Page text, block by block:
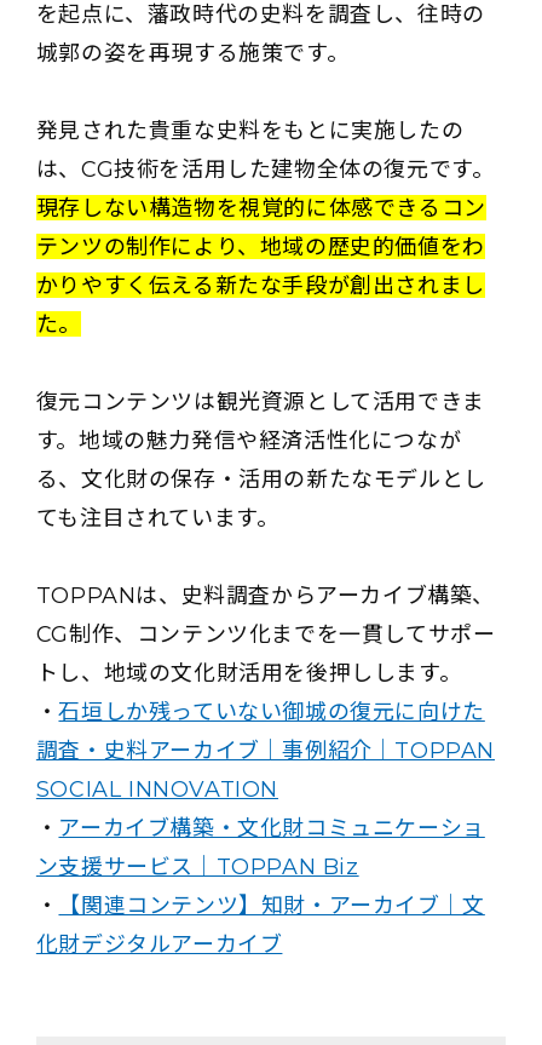
を起点に、藩政時代の史料を調査し、往時の
城郭の姿を再現する施策です。
発見された貴重な史料をもとに実施したの
は、CG技術を活用した建物全体の復元です。
現存しない構造物を視覚的に体感できるコン
テンツの制作により、地域の歴史的価値をわ
かりやすく伝える新たな手段が創出されまし
た。
復元コンテンツは観光資源として活用できま
す。地域の魅力発信や経済活性化につなが
る、文化財の保存・活用の新たなモデルとし
ても注目されています。
TOPPANは、史料調査からアーカイブ構築、
CG制作、コンテンツ化までを一貫してサポー
トし、地域の文化財活用を後押しします。
・石垣しか残っていない御城の復元に向けた
調査・史料アーカイブ｜事例紹介｜TOPPAN
SOCIAL INNOVATION
・ アーカイブ構築・文化財コミュニケーショ
ン支援サービス｜TOPPAN Biz
・
【関連コンテンツ】知財・アーカイブ｜文
化財デジタルアーカイブ